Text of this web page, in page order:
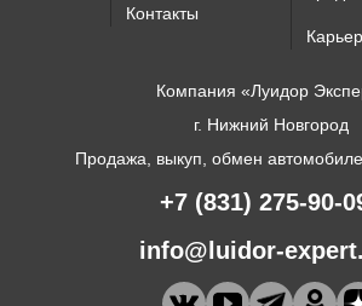
Контакты
Компания «Луидор
г. Нижний Новгород
Продажа, выкуп, обмен
+7 (831) 275-90-
info@luidor-